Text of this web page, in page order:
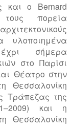
και ο Bernard
πορεία
υλοποιημένα
σήμερα
στο Παρίσι
Θέατρο στην
Θεσσαλονίκη
Τράπεζας της
και η
Θεσσαλονίκη